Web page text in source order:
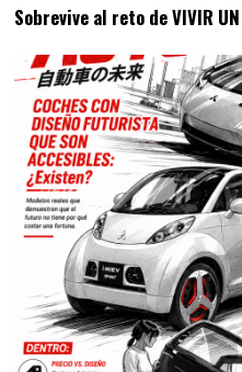
Sobrevive al reto de VIVIR UN